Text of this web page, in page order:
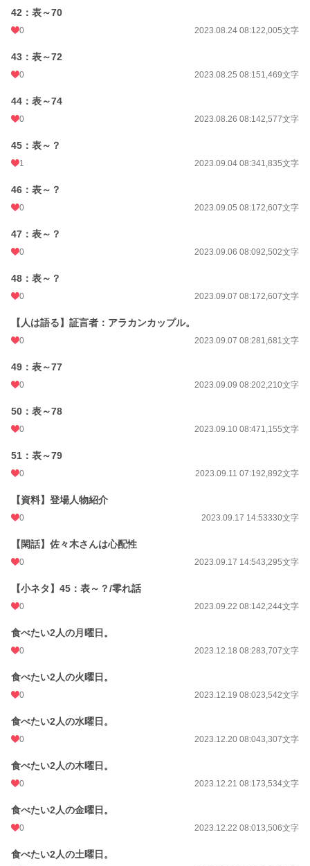
42：表～70
0 2023.08.24 08:122,005文字
43：表～72
0 2023.08.25 08:151,469文字
44：表～74
0 2023.08.26 08:142,577文字
45：表～？
1 2023.09.04 08:341,835文字
46：表～？
0 2023.09.05 08:172,607文字
47：表～？
0 2023.09.06 08:092,502文字
48：表～？
0 2023.09.07 08:172,607文字
【人は語る】証言者：アラカンカップル。
0 2023.09.07 08:281,681文字
49：表～77
0 2023.09.09 08:202,210文字
50：表～78
0 2023.09.10 08:471,155文字
51：表～79
0 2023.09.11 07:192,892文字
【資料】登場人物紹介
0 2023.09.17 14:53330文字
【閑話】佐々木さんは心配性
0 2023.09.17 14:543,295文字
【小ネタ】45：表～？/零れ話
0 2023.09.22 08:142,244文字
食べたい2人の月曜日。
0 2023.12.18 08:283,707文字
食べたい2人の火曜日。
0 2023.12.19 08:023,542文字
食べたい2人の水曜日。
0 2023.12.20 08:043,307文字
食べたい2人の木曜日。
0 2023.12.21 08:173,534文字
食べたい2人の金曜日。
0 2023.12.22 08:013,506文字
食べたい2人の土曜日。